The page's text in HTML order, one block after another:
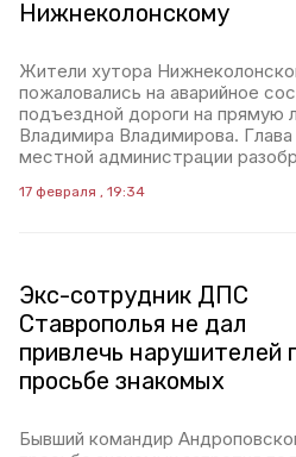
Нижнеколонскому
Жители хутора
пожаловались на аварийное
подъездной дороги на прямую
Владимира Владимирова.
местной администрации
17 февраля , 19:34
Экс-сотрудник ДПС
Ставрополья не дал
привлечь нарушителей
просьбе знакомых
Бывший командир